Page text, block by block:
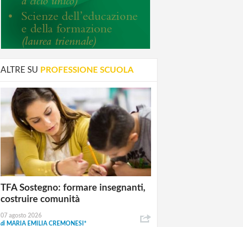
ALTRE SU PROFESSIONE SCUOLA
TFA Sostegno: formare insegnanti,
costruire comunità
07 agosto 2026
di MARIA EMILIA CREMONESI*